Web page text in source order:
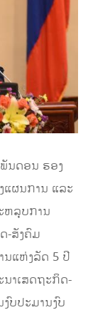
ນດອນ ຮອງ
ຜນການ ແລະ
ຫລຸບການ
-ສັງຄົມ
ນແຫ່ງລັດ 5 ປີ
ນາເສດຖະກິດ-
ບປະມານງົບ